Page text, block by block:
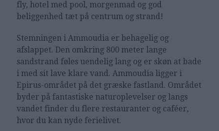
fly, hotel med pool, morgenmad og god
beliggenhed tæt på centrum og strand!
Stemningen i Ammoudia er behagelig og
afslappet. Den omkring 800 meter lange
sandstrand føles uendelig lang og er skøn at bade
i med sit lave klare vand. Ammoudia ligger i
Epirus-området på det græske fastland. Området
byder på fantastiske naturoplevelser og langs
vandet finder du flere restauranter og caféer,
hvor du kan nyde ferielivet.